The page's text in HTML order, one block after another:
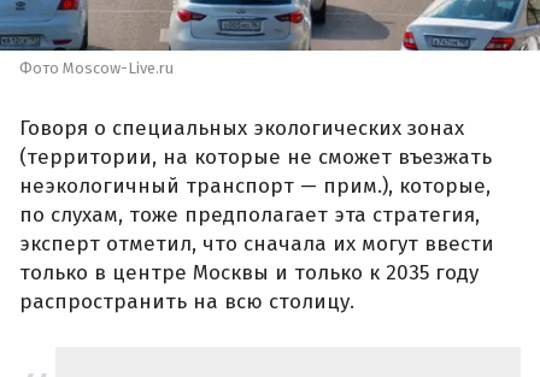
Фото Moscow-Live.ru
Говоря о специальных экологических зонах
(территории, на которые не сможет въезжать
неэкологичный транспорт — прим.), которые,
по слухам, тоже предполагает эта стратегия,
эксперт отметил, что сначала их могут ввести
только в центре Москвы и только к 2035 году
распространить на всю столицу.